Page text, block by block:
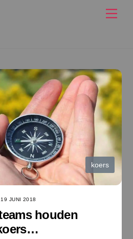
koers
19 JUNI 2018
houden